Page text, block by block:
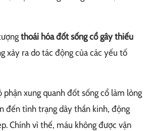
thoái hóa đốt sống cổ gây thiếu
xảy ra do tác động của các yếu tố
phận xung quanh đốt sống cổ làm lỏng
đến tình trạng dây thần kinh, động
Chính vì thế, máu không được vận